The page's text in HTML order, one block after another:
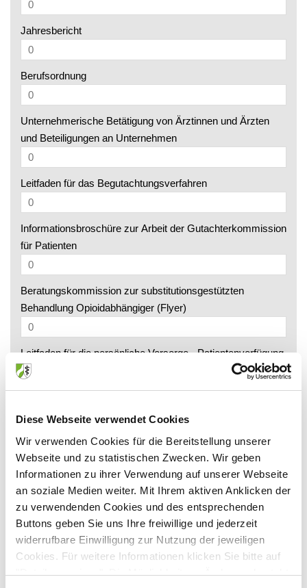
Diese Webseite verwendet Cookies
Wir verwenden Cookies für die Bereitstellung unserer
Webseite und zu statistischen Zwecken. Wir geben
Informationen zu ihrer Verwendung auf unserer Webseite
an soziale Medien weiter. Mit Ihrem aktiven Anklicken der
zu verwendenden Cookies und des entsprechenden
Buttons geben Sie uns Ihre freiwillige und jederzeit
widerrufbare Einwilligung zur Nutzung der jeweiligen
Cookies. Für weitere Informationen klicken Sie bitte auf
"Details anzeigen". Die Möglichkeit zur Änderung besteht
Jahresbericht
Berufsordnung
Unternehmerische Betätigung von Ärztinnen und Ärzten
und Beteiligungen an Unternehmen
Leitfaden für das Begutachtungsverfahren
Informationsbroschüre zur Arbeit der Gutachterkommission
für Patienten
Beratungskommission zur substitutionsgestützten
Behandlung Opioidabhängiger (Flyer)
Leitfaden für die persönliche Vorsorge - Patientenverfügung
Patientenberatung in Nordrhein (Flyer)
Organspendeausweise (der BIÖG)
Gesund macht Schule (Flyer)
Gesund und mobil im Alter (Flyer)